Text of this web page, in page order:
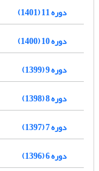
دوره 11 (1401)
دوره 10 (1400)
دوره 9 (1399)
دوره 8 (1398)
دوره 7 (1397)
دوره 6 (1396)